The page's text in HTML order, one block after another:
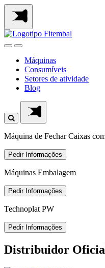
Saltar
para
o
conteï¿½do
principal
pï¿½ginaMáquinas
Consumíveis
Setores de atividade
Blog
Máquina de Fechar Caixas
Pedir Informações
Máquinas Embalagem
Pedir Informações
Technoplat PW
Pedir Informações
Distribuidor